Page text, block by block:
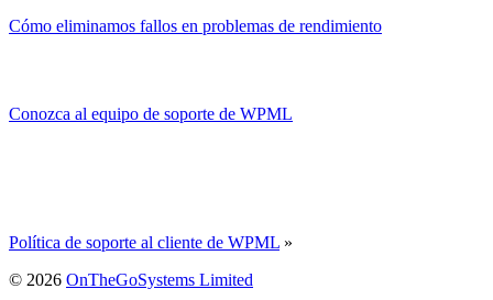
Cómo eliminamos fallos en problemas de rendimiento
Conozca al equipo de soporte de WPML
Política de soporte al cliente de WPML »
© 2026 OnTheGoSystems Limited